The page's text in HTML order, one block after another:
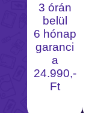
3 órán
belül
6 hónap
garanci
a
24.990,-
Ft